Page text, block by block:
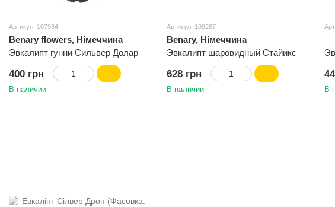
Артикул: 107934
Benary flowers, Німеччина
Эвкалипт гунни Сильвер Долар
400 грн
В наличии
Артикул: 109287
Benary, Німеччина
Эвкалипт шаровидный Стайикс
628 грн
В наличии В